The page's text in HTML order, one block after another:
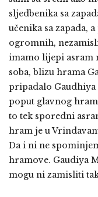
sljedbenika sa
učenika sa zapada,
ogromnih,
imamo lijepi asram
soba, blizu hrama
pripadalo Gaudhiya
poput glavnog
to tek sporedni
hram je u
Da i ni ne
hramove. Gaudiya
mogu ni zamisliti